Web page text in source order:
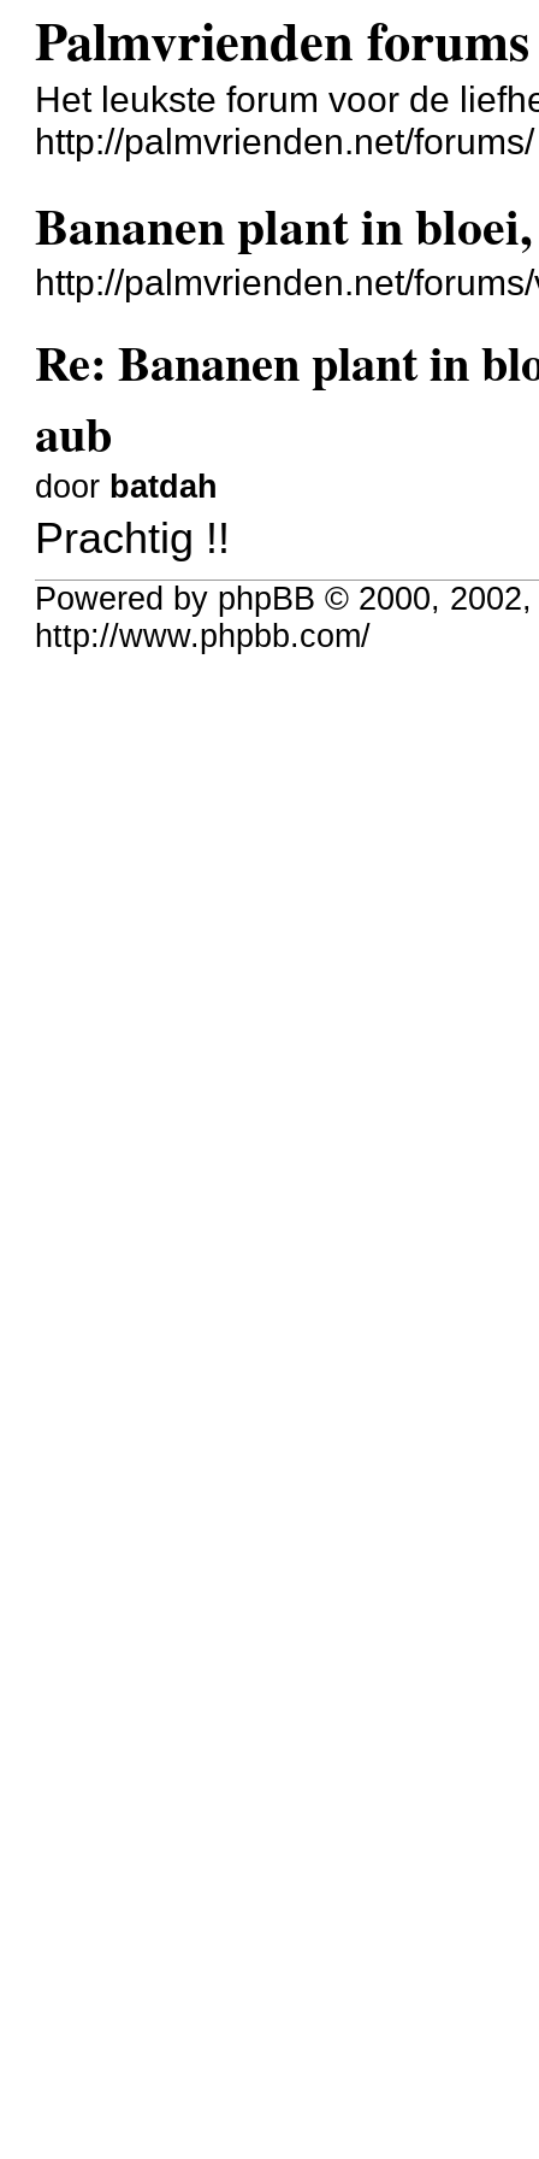
Palmvrienden forums
Het leukste forum voor de
http://palmvrienden.net/forums/
Bananen plant in
http://palmvrienden.net/
Re: Bananen plant in
aub
door batdah
Prachtig !!
Powered by phpBB © 2000,
http://www.phpbb.com/